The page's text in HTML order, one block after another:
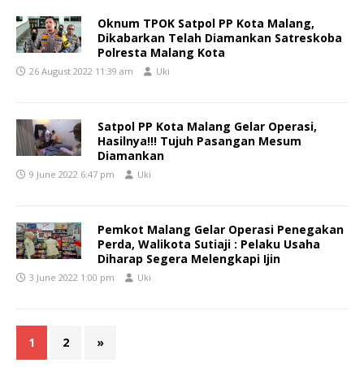
Oknum TPOK Satpol PP Kota Malang,
Dikabarkan Telah Diamankan Satreskoba
Polresta Malang Kota
26 August 2022 11:39 am Uki
Satpol PP Kota Malang Gelar Operasi,
Hasilnya!!! Tujuh Pasangan Mesum
Diamankan
9 June 2022 6:47 pm Uki
Pemkot Malang Gelar Operasi Penegakan
Perda, Walikota Sutiaji : Pelaku Usaha
Diharap Segera Melengkapi Ijin
3 June 2022 1:00 pm Uki
1 2 »